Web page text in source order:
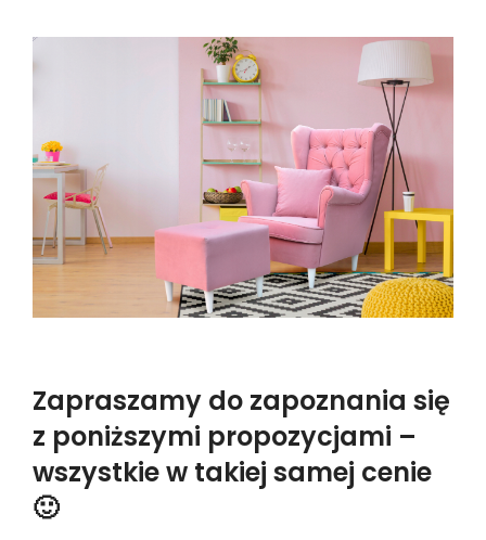
Zapraszamy do zapoznania się
z poniższymi propozycjami –
wszystkie w takiej samej cenie
🙂